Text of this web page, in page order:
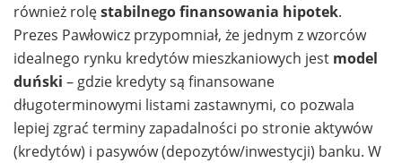
również rolęstabilnego finansowania hipotek.
Prezes Pawłowicz przypomniał, że jednym z wzorców
idealnego rynku kredytów mieszkaniowych jest model
duński – gdzie kredyty są finansowane
długoterminowymi listami zastawnymi, co pozwala
lepiej zgrać terminy zapadalności po stronie aktywów
(kredytów) i pasywów (depozytów/inwestycji) banku. W